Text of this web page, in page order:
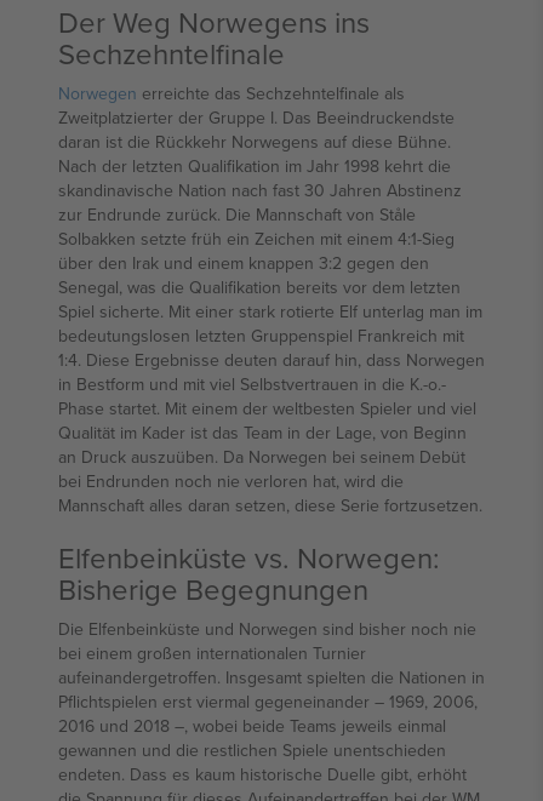
Der Weg Norwegens ins
Sechzehntelfinale
Norwegen erreichte das Sechzehntelfinale als
Zweitplatzierter der Gruppe I. Das Beeindruckendste
daran ist die Rückkehr Norwegens auf diese Bühne.
Nach der letzten Qualifikation im Jahr 1998 kehrt die
skandinavische Nation nach fast 30 Jahren Abstinenz
zur Endrunde zurück. Die Mannschaft von Ståle
Solbakken setzte früh ein Zeichen mit einem 4:1-Sieg
über den Irak und einem knappen 3:2 gegen den
Senegal, was die Qualifikation bereits vor dem letzten
Spiel sicherte. Mit einer stark rotierte Elf unterlag man im
bedeutungslosen letzten Gruppenspiel Frankreich mit
1:4. Diese Ergebnisse deuten darauf hin, dass Norwegen
in Bestform und mit viel Selbstvertrauen in die K.-o.-
Phase startet. Mit einem der weltbesten Spieler und viel
Qualität im Kader ist das Team in der Lage, von Beginn
an Druck auszuüben. Da Norwegen bei seinem Debüt
bei Endrunden noch nie verloren hat, wird die
Mannschaft alles daran setzen, diese Serie fortzusetzen.
Elfenbeinküste vs. Norwegen:
Bisherige Begegnungen
Die Elfenbeinküste und Norwegen sind bisher noch nie
bei einem großen internationalen Turnier
aufeinandergetroffen. Insgesamt spielten die Nationen in
Pflichtspielen erst viermal gegeneinander – 1969, 2006,
2016 und 2018 –, wobei beide Teams jeweils einmal
gewannen und die restlichen Spiele unentschieden
endeten. Dass es kaum historische Duelle gibt, erhöht